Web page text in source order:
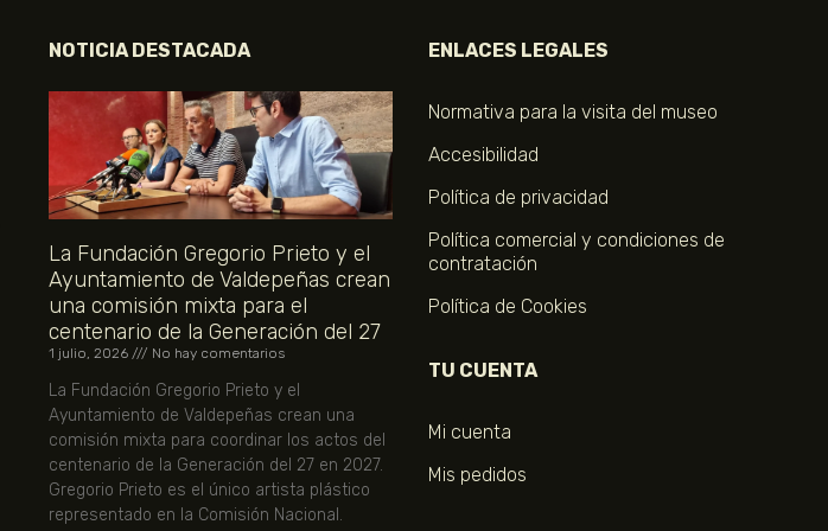
NOTICIA DESTACADA
La Fundación Gregorio Prieto y el
Ayuntamiento de Valdepeñas crean
una comisión mixta para el
centenario de la Generación del 27
1 julio, 2026 No hay comentarios
La Fundación Gregorio Prieto y el
Ayuntamiento de Valdepeñas crean una
comisión mixta para coordinar los actos del
centenario de la Generación del 27 en 2027.
Gregorio Prieto es el único artista plástico
representado en la Comisión Nacional.
ENLACES LEGALES
Normativa para la visita del museo
Accesibilidad
Política de privacidad
Política comercial y condiciones de
contratación
Política de Cookies
TU CUENTA
Mi cuenta
Mis pedidos